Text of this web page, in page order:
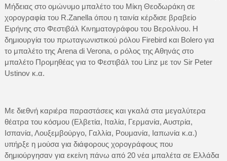
Μήδειας στο ομώνυμο μπαλέτο του Μίκη Θεοδωράκη σε
χορογραφία του R.Zanella όπου η ταινία κέρδισε βραβείο
Ειρήνης στο Φεστιβάλ Κινηματογράφου του Βερολίνου. Η
δημιουργία του πρωταγωνιστικού ρόλου Firebird και Bolero για
το μπαλέτο της Arena di Verona, ο ρόλος της Αθηνάς στο
μπαλέτο Προμηθέας για το Φεστιβάλ του Linz με τον Sir Peter
Ustinov κ.α.
Με διεθνή καριέρα παραστάσεις και γκαλά στα μεγαλύτερα
θέατρα του κόσμου (Ελβετία, Ιταλία, Γερμανία, Αυστρία,
Ισπανία, Λουξεμβούργο, Γαλλία, Ρουμανία, Ιαπωνία κ.α.)
υπήρξε η μούσα για διάφορους χορογράφους που
δημιούργησαν για εκείνη πάνω από 20 νέα μπαλέτα σε Ελλάδα